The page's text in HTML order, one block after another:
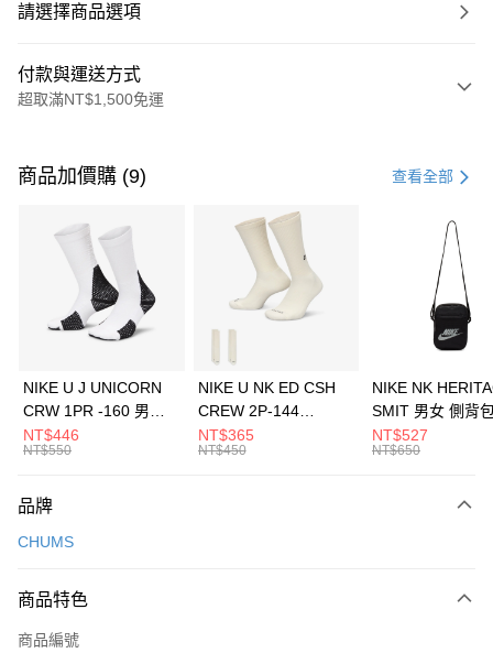
請選擇商品選項
付款與運送方式
超取滿NT$1,500免運
信用卡一次付款
3 期 0 利率 每期 21家銀行
合作金庫商業銀行
第一商業銀行
華南商業銀行
彰化商業銀行
上海商業儲蓄銀行
元大商業銀行
台灣樂天信用卡公司
Apple Pay
全盈+PAY
AFTEE先享後付
【關於「AFTEE先享後付」】
便利好安心！
３．安心：先確認商品／服務後，再付款。
【「AFTEE先享後付」結帳流程】
運送方式
每筆NT$100，滿NT$1,500(含以上)免運費
宅配
商品加價購 (9) 查看全部
NIKE U J UNICORN
CRW 1PR -160 男女
中統襪 FZ3393100
NT$446
NT$550
NIKE U NK ED CSH
CREW 2P-144
EMBRDY 男女 短統襪
FZ3073133
NT$365
NT$450
NIKE NK
SMIT 男女 側背
BA5871010
NT$527
NT$650
品牌
CHUMS
商品特色
商品編號